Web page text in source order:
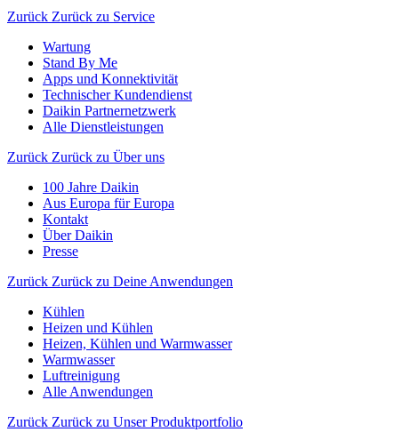
Zurück Zurück zu Service
Wartung
Stand By Me
Apps und Konnektivität
Technischer Kundendienst
Daikin Partnernetzwerk
Alle Dienstleistungen
Zurück Zurück zu Über uns
100 Jahre Daikin
Aus Europa für Europa
Kontakt
Über Daikin
Presse
Zurück Zurück zu Deine Anwendungen
Kühlen
Heizen und Kühlen
Heizen, Kühlen und Warmwasser
Warmwasser
Luftreinigung
Alle Anwendungen
Zurück Zurück zu Unser Produktportfolio